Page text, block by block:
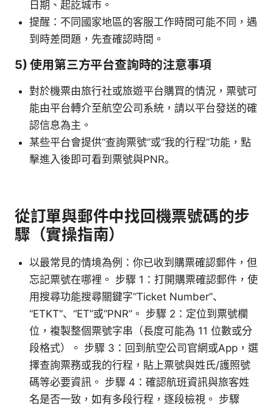
日期、起訖城市。
提醒：不同國家地區的客服工作時間可能不同，遇
到時差問題，先查確認時間。
5) 使用第三方平台查詢時的注意事項
對於機票由旅行社或旅遊平台購買的情況，票號可
能由平台轉介至航空公司系統，請以平台發送的確
認信息為主。
某些平台會提供“查詢票號”或“我的行程”功能，點
擊進入後即可看到票號與PNR。
從訂單與郵件中找回機票號碼的步
驟（實操指南）
以最常見的情境為例：你已收到購票確認郵件，但
忘記票號在哪裡。 步驟 1：打開購票確認郵件，使
用搜尋功能搜尋關鍵字“Ticket Number”、
“ETKT”、“ET”或“PNR”。 步驟 2：定位到票號欄
位，複製整個票號字串（長度可能為 11 位數或分
段格式）。 步驟 3：回到航空公司官網或App，選
擇查詢票務或我的行程，貼上票號與姓氏/護照號
碼等必要資訊。 步驟 4：確認航班資訊與旅客姓
名是否一致，如有多段行程，逐段檢視。 步驟